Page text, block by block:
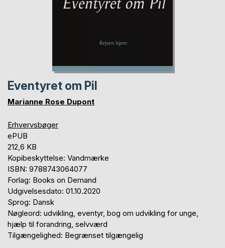
Eventyret om Pil
Marianne Rose Dupont
Erhvervsbøger
ePUB
212,6 KB
Kopibeskyttelse: Vandmærke
ISBN: 9788743064077
Forlag: Books on Demand
Udgivelsesdato: 01.10.2020
Sprog: Dansk
Nøgleord: udvikling, eventyr, bog om udvikling for unge,
hjælp til forandring, selvværd
Tilgængelighed: Begrænset tilgængelig